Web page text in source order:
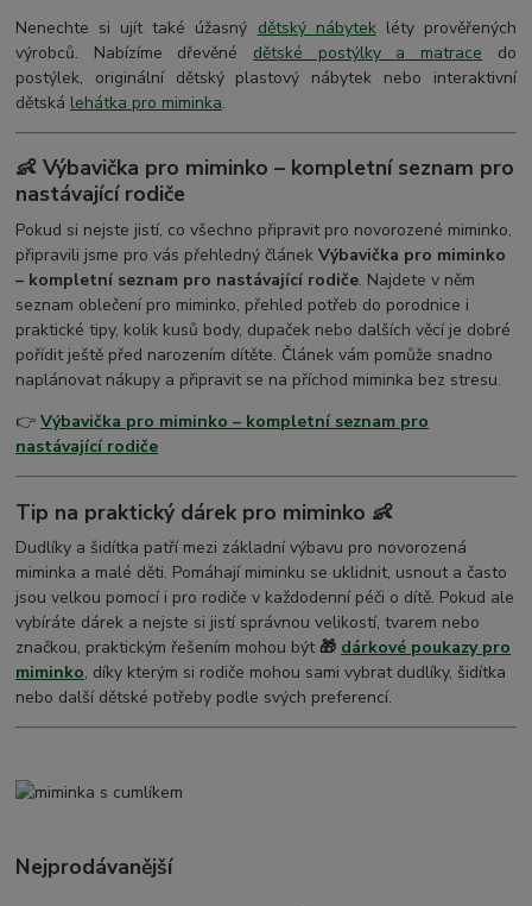
Nenechte si ujít také úžasný dětský nábytekléty prověřených
výrobců. Nabízíme dřevěné dětské postýlky a matrace do
postýlek, originální dětský plastový nábytek nebo interaktivní
dětská lehátka pro miminka.
👶 Výbavička pro miminko – kompletní seznam pro
nastávající rodiče
Pokud si nejste jistí, co všechno připravit pro novorozené miminko,
připravili jsme pro vás přehledný článekVýbavička pro miminko
– kompletní seznam pro nastávající rodiče. Najdete v něm
seznam oblečení pro miminko, přehled potřeb do porodnice i
praktické tipy, kolik kusů body, dupaček nebo dalších věcí je dobré
pořídit ještě před narozením dítěte. Článek vám pomůže snadno
naplánovat nákupy a připravit se na příchod miminka bez stresu.
👉Výbavička pro miminko – kompletní seznam pro
nastávající rodiče
Tip na praktický dárek pro miminko 👶
Dudlíky a šidítka patří mezi základní výbavu pro novorozená
miminka a malé děti. Pomáhají miminku se uklidnit, usnout a často
jsou velkou pomocí i pro rodiče v každodenní péči o dítě. Pokud ale
vybíráte dárek a nejste si jistí správnou velikostí, tvarem nebo
značkou, praktickým řešením mohou být 🎁 dárkové poukazy pro
miminko, díky kterým si rodiče mohou sami vybrat dudlíky, šidítka
nebo další dětské potřeby podle svých preferencí.
Nejprodávanější